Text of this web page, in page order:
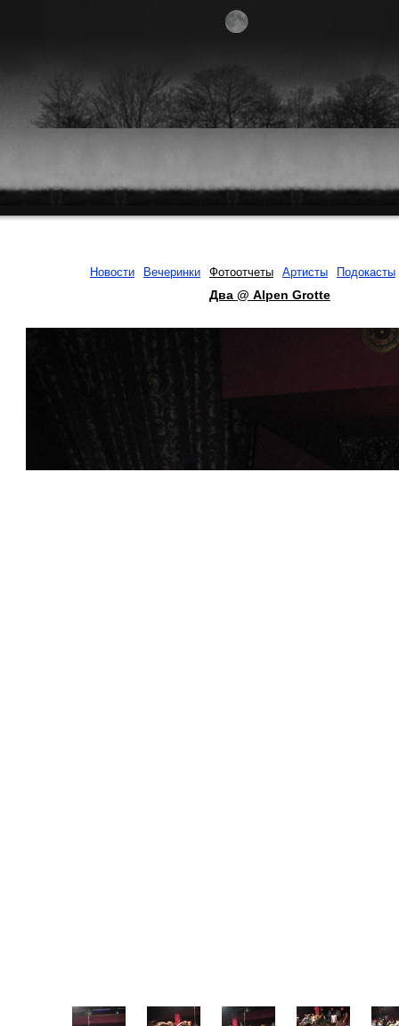
Новости Вечеринки Фотоотчеты Артисты Подокасты
Два @ Alpen Grotte